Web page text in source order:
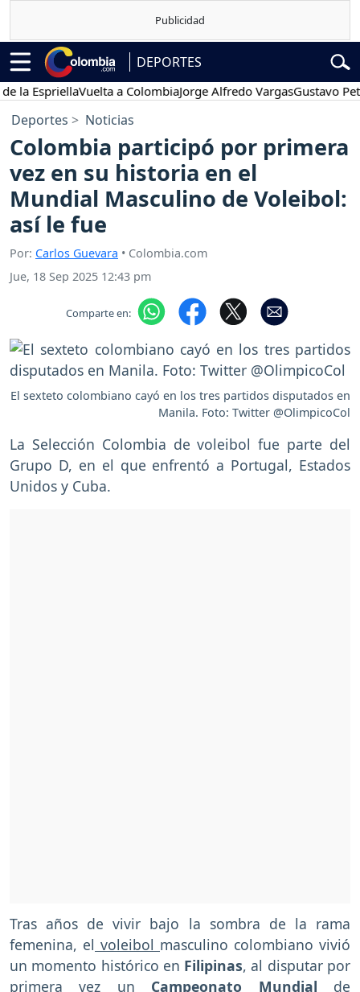
DEPORTES
Vuelta a ColombiaJorge Alfredo VargasGustavo Petro
Deportes Noticias
Colombia participó por primera
vez en su historia en el
Mundial Masculino de Voleibol:
así le fue
Por: Carlos Guevara • Colombia.com
Jue, 18 Sep 2025 12:43 pm
Comparte en:
El sexteto colombiano cayó en los tres partidos disputados en
Manila. Foto: Twitter @OlimpicoCol
La Selección Colombia de voleibol fue parte del
Grupo D, en el que enfrentó a Portugal, Estados
Unidos y Cuba.
Tras años de vivir bajo la sombra de la rama
femenina, el voleibol masculino colombiano vivió
un momento histórico en Filipinas, al disputar por
primera vez un Campeonato Mundial de